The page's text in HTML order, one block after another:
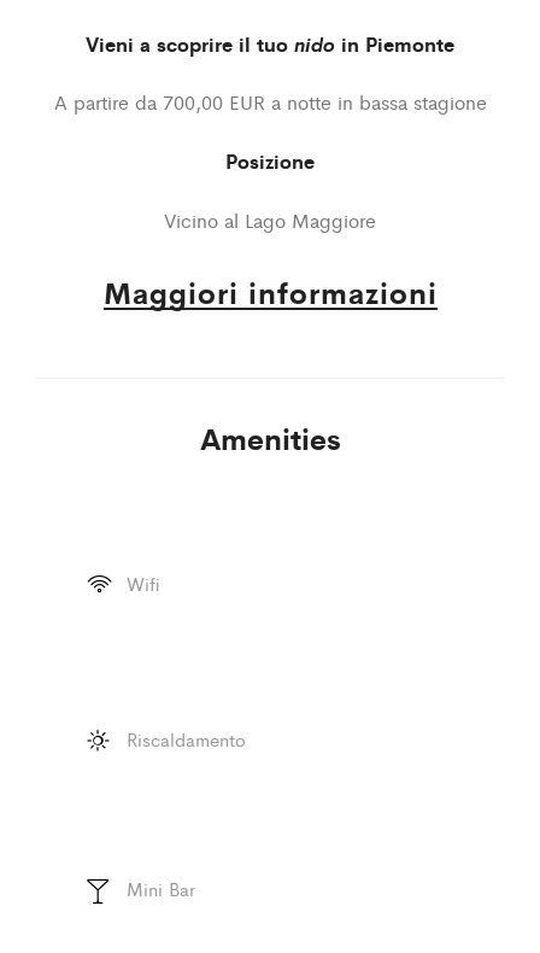
Vieni a scoprire il tuo nido in Piemonte
A partire da 700,00 EUR a notte in bassa stagione
Posizione
Vicino al Lago Maggiore
Maggiori informazioni
Amenities
Wifi
Riscaldamento
Mini Bar